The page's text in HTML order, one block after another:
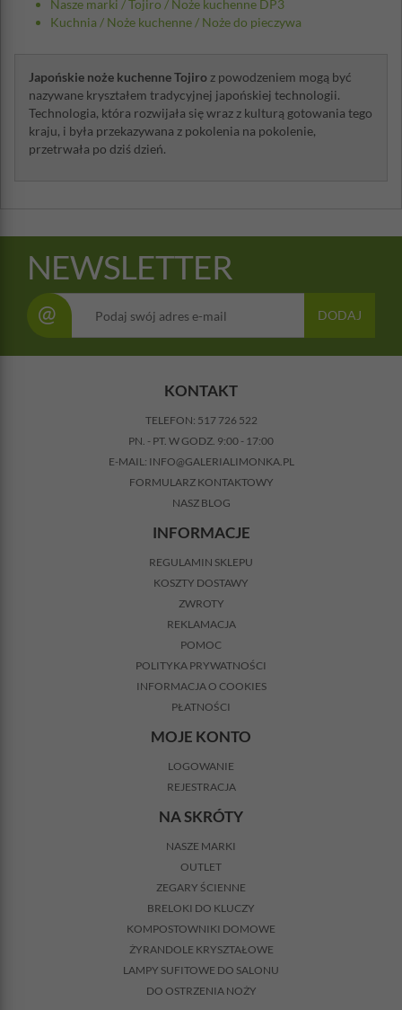
Nasze marki /Tojiro / Noże kuchenne DP3
Kuchnia / Noże kuchenne / Noże do pieczywa
Japońskie noże kuchenne Tojiro z powodzeniem mogą być
nazywane kryształem tradycyjnej japońskiej technologii.
Technologia, która rozwijała się wraz z kulturą gotowania tego
kraju, i była przekazywana z pokolenia na pokolenie,
przetrwała po dziś dzień.
NEWSLETTER
@ DODAJ
KONTAKT
TELEFON: 517 726 522
PN. - PT. W GODZ. 9:00 - 17:00
E-MAIL: INFO@GALERIALIMONKA.PL
FORMULARZ KONTAKTOWY
NASZ BLOG
INFORMACJE
REGULAMIN SKLEPU
KOSZTY DOSTAWY
ZWROTY
REKLAMACJA
POMOC
POLITYKA PRYWATNOŚCI
INFORMACJA O COOKIES
PŁATNOŚCI
MOJE KONTO
LOGOWANIE
REJESTRACJA
NA SKRÓTY
NASZE MARKI
OUTLET
ZEGARY ŚCIENNE
BRELOKI DO KLUCZY
KOMPOSTOWNIKI DOMOWE
ŻYRANDOLE KRYSZTAŁOWE
LAMPY SUFITOWE DO SALONU
DO OSTRZENIA NOŻY